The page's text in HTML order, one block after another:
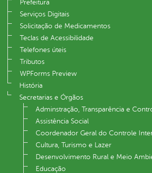
Prefeitura
Serviços Digitais
Solicitação de Medicamentos
Teclas de Acessibilidade
Telefones úteis
Tributos
WPForms Preview
História
Secretarias e Órgãos
Adminstração, Transparência e
Assistência Social
Coordenador Geral do Controle
Cultura, Turismo e Lazer
Desenvolvimento Rural e Meio
Educação